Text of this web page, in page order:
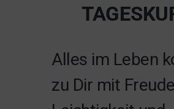
Alles im Leben
zu Dir mit